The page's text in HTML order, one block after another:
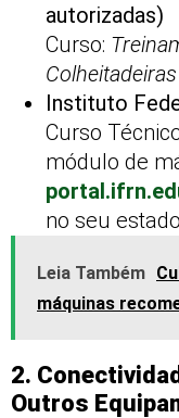
autorizadas)
Curso:
Instituto
Curso
módulo de
no seu
Leia Também
máquinas
2.
Outros